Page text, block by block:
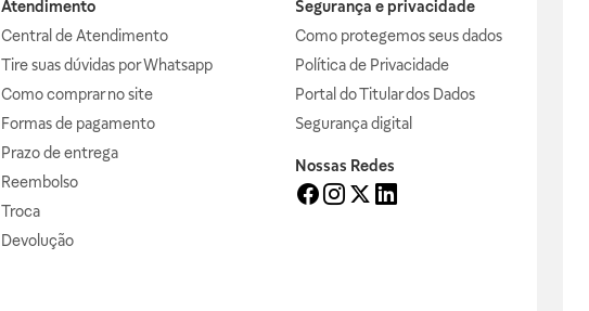
Atendimento
Central de Atendimento
Tire suas dúvidas por Whatsapp
Como comprar no site
Formas de pagamento
Prazo de entrega
Reembolso
Troca
Devolução
Segurança e privacidade
Como protegemos seus dados
Política de Privacidade
Portal do Titular dos Dados
Segurança digital
Nossas Redes